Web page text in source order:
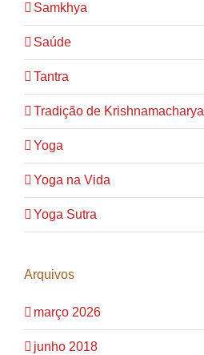
Samkhya
Saúde
Tantra
Tradição de Krishnamacharya
Yoga
Yoga na Vida
Yoga Sutra
Arquivos
março 2026
junho 2018